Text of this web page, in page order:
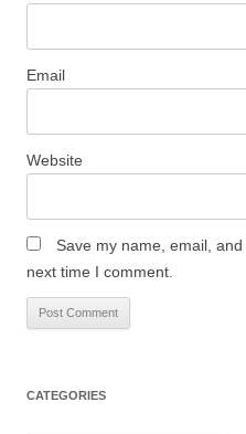
Email
Website
Save my name, email,
next time I comment.
CATEGORIES